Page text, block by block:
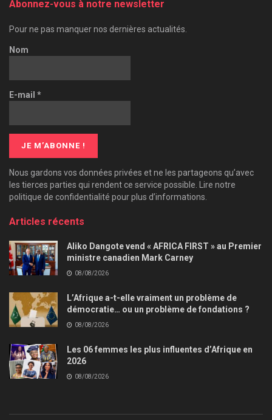
Abonnez-vous à notre newsletter
Pour ne pas manquer nos dernières actualités.
Nom
E-mail *
Nous gardons vos données privées et ne les partageons qu’avec
les tierces parties qui rendent ce service possible. Lire notre
politique de confidentialité pour plus d’informations.
Articles récents
Aliko Dangote vend « AFRICA FIRST » au Premier
ministre canadien Mark Carney
08/08/2026
L’Afrique a-t-elle vraiment un problème de
démocratie… ou un problème de fondations ?
08/08/2026
Les 06 femmes les plus influentes d’Afrique en
2026
08/08/2026